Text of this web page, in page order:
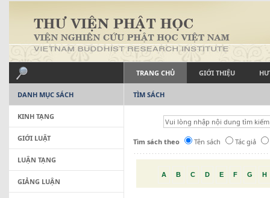
TRANG CHỦ GIỚI THIỆU
TÌM SÁCH
Tìm sách theo Tên sách Tác giả
A B C D E F G H
DANH MỤC SÁCH
KINH TẠNG
GIỚI LUẬT
LUẬN TẠNG
GIẢNG LUẬN